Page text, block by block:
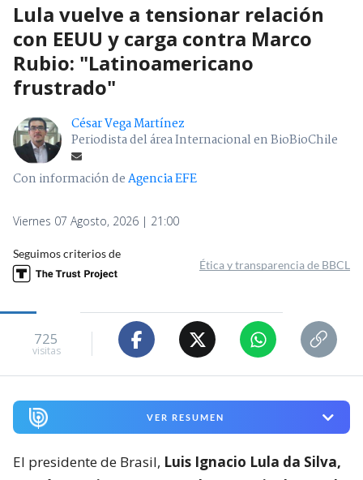
Lula vuelve a tensionar relación
con EEUU y carga contra Marco
Rubio: "Latinoamericano
frustrado"
César Vega Martínez
Periodista del área Internacional en BioBioChile
Con información deAgencia EFE
Viernes 07 Agosto, 2026 | 21:00
Seguimos criterios de
Ética y transparencia de BBCL
725
visitas
VER RESUMEN
El presidente de Brasil, Luis Ignacio Lula da Silva,